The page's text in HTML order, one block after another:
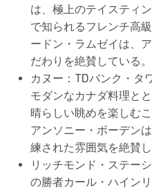
は、極上のテイスティ
で知られるフレンチ高
ードン・ラムゼイは、
だわりを絶賛している。
カヌー：TDバンク・タ
モダンなカナダ料理と
晴らしい眺めを楽しむ
アンソニー・ボーデン
練された雰囲気を絶賛し
リッチモンド・ステー
の勝者カール・ハイン